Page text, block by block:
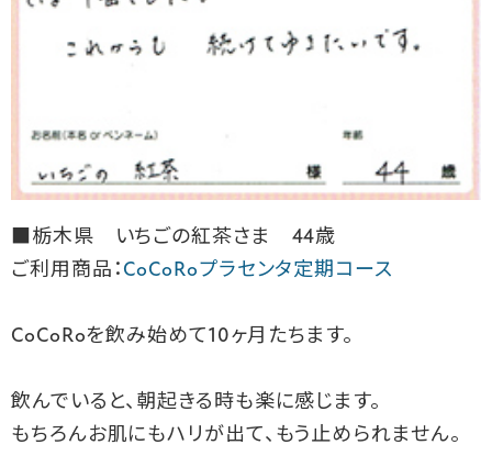
■栃木県 いちごの紅茶さま 44歳
ご利用商品： CoCoRoプラセンタ定期コース
CoCoRoを飲み始めて10ヶ月たちます。
飲んでいると、朝起きる時も楽に感じます。
もちろんお肌にもハリが出て、もう止められません。